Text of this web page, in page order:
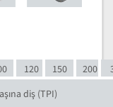
120 150 200
diş (TPI)